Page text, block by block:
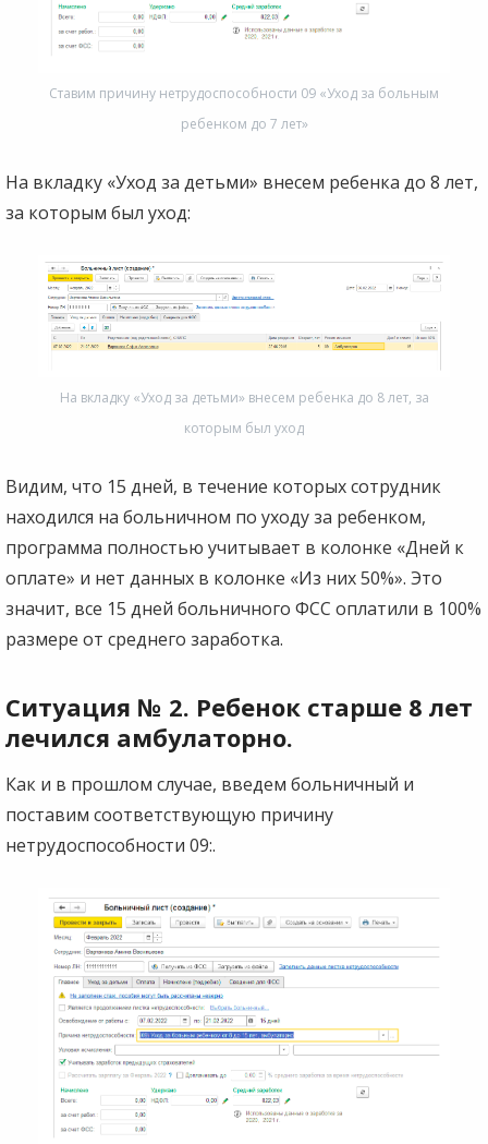
Ставим причину нетрудоспособности 09 «Уход за больным
ребенком до 7 лет»
На вкладку «Уход за детьми» внесем ребенка до 8 лет,
за которым был уход:
На вкладку «Уход за детьми» внесем ребенка до 8 лет, за
которым был уход
Видим, что 15 дней, в течение которых сотрудник
находился на больничном по уходу за ребенком,
программа полностью учитывает в колонке «Дней к
оплате» и нет данных в колонке «Из них 50%». Это
значит, все 15 дней больничного ФСС оплатили в 100%
размере от среднего заработка.
Ситуация № 2. Ребенок старше 8 лет
лечился амбулаторно.
Как и в прошлом случае, введем больничный и
поставим соответствующую причину
нетрудоспособности 09:.